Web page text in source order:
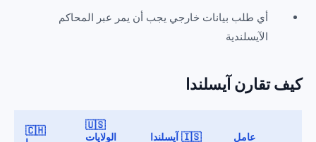
أي طلب بيانات خارجي يجب أن يمر عبر المحاكم
الآيسلندية
كيف تقارن آيسلندا
عامل 🇮🇸 آيسلندا
🇺🇸
الولايات
🇨🇭